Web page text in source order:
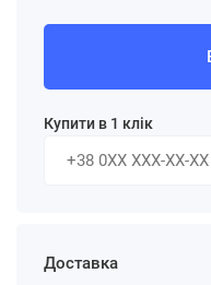
Доставка
Купити в 1 клік